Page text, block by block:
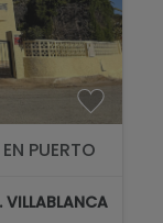
PUERTO
VILLABLANCA